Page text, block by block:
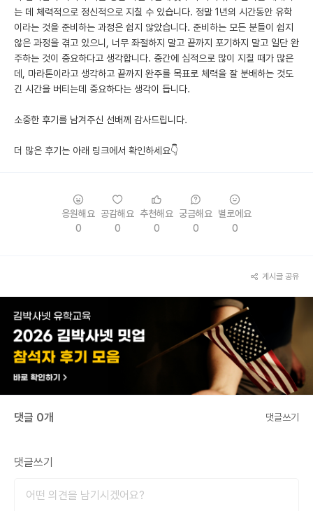
는 데 체력적으로 정신적으로 지칠 수 있습니다. 정말 1년의 시간동안 유학
이라는 것을 준비하는 과정은 쉽지 않았습니다. 준비하는 모든 분들이 쉽지
않은 과정을 겪고 있으니, 너무 좌절하지 말고 끝까지 포기하지 말고 일단 완
주하는 것이 중요하다고 생각합니다. 중간에 심적으로 많이 지칠 때가 많은
데, 마라톤이라고 생각하고 끝까지 완주를 목표로 체력을 잘 분배하는 것도
긴 시간을 버티는데 중요하다는 생각이 듭니다.
소중한 후기를 남겨주신 선배께 감사드립니다.
더 많은 후기는 아래 링크에서 확인하세요👇
응원해요
0
공감해요
0
추천해요
0
궁금해요
0
별로에요
0
게시글 공유
댓글 0개 댓글쓰기
댓글쓰기